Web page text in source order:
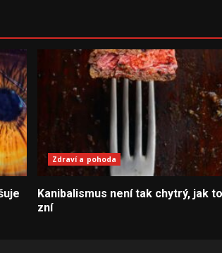
Zdraví a pohoda
Kanibalismus není tak chytrý, jak to
zní